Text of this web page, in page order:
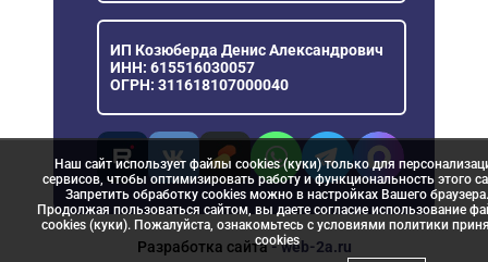
ИП Козюберда Денис Александрович
ИНН: 615516030057
ОГРН: 311618107000040
Разработка сайта- web-2a.ru
Наш сайт использует файлы cookies (куки) только для
сервисов, чтобы оптимизировать работу и функциональность этого
Запретить обработку cookies можно в настройках Вашего браузера.
Продолжая пользоваться сайтом, вы даете согласие использование
cookies (куки). Пожалуйста, ознакомьтесь с условиями политики
сookies